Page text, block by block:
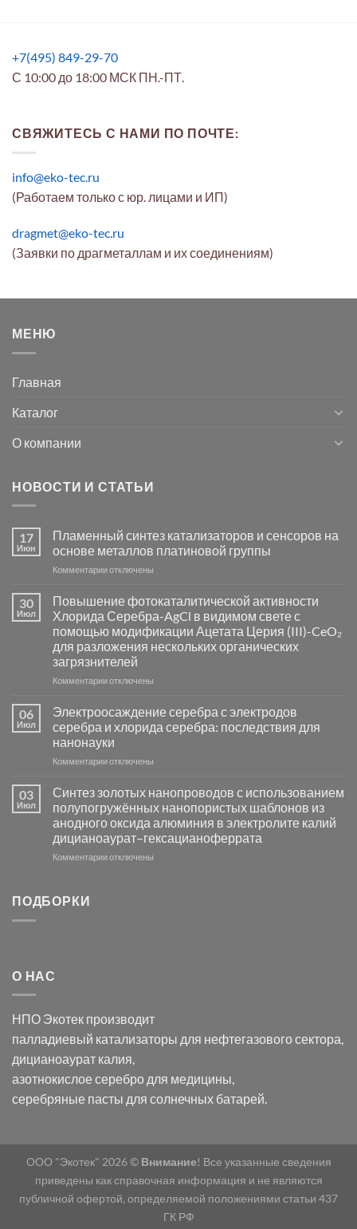
+7(495) 849-29-70
С 10:00 до 18:00 МСК ПН.-ПТ.
СВЯЖИТЕСЬ С НАМИ ПО ПОЧТЕ:
info@eko-tec.ru
(Работаем только с юр. лицами и ИП)
dragmet@eko-tec.ru
(Заявки по драгметаллам и их соединениям)
МЕНЮ
Главная
Каталог
О компании
НОВОСТИ И СТАТЬИ
17
Июн
Пламенный синтез катализаторов и сенсоров на
основе металлов платиновой группы
Комментариик
Пламенный
синтез
катализаторов
и
сенсоров
на
основе
группы
отключены
30
Июл
Повышение фотокаталитической активности
Хлорида Серебра-AgCl в видимом свете с
помощью модификации Ацетата Церия (III)-CeO₂
для разложения нескольких органических
загрязнителей
Комментариик
фотокаталитической
активности
Хлорида
Серебра-
в
видимом
свете
с
помощью
модификации
отключены
06
Июл
Электроосаждение серебра с электродов
серебра и хлорида серебра: последствия для
нанонауки
Комментариик
серебра
с
электродов
серебра
и
отключены
03
Июл
Синтез золотых нанопроводов с использованием
полупогружённых нанопористых шаблонов из
анодного оксида алюминия в электролите калий
дицианоаурат–гексацианоферрата
Комментариик
оксида
в
электролите
калий
дицианоаурат–
гексацианоферрата
отключены
ПОДБОРКИ
О НАС
НПО Экотек производит
палладиевый катализаторы для нефтегазового сектора,
дицианоаурат калия,
азотнокислое серебро для медицины,
серебряные пасты для солнечных батарей.
ООО "Экотек" 2026 © Внимание! Все указанные сведения
приведены как справочная информация и не являются
публичной офертой, определяемой положениями статьи 437
ГК РФ